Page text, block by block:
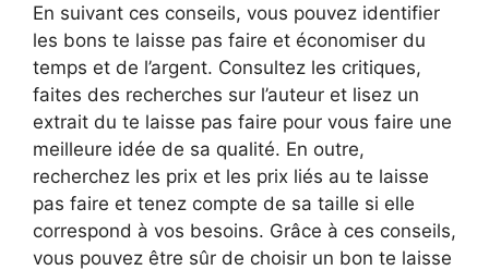
En suivant ces conseils, vous pouvez identifier
les bons te laisse pas faire et économiser du
temps et de l’argent. Consultez les critiques,
faites des recherches sur l’auteur et lisez un
extrait du te laisse pas faire pour vous faire une
meilleure idée de sa qualité. En outre,
recherchez les prix et les prix liés au te laisse
pas faire et tenez compte de sa taille si elle
correspond à vos besoins. Grâce à ces conseils,
vous pouvez être sûr de choisir un bon te laisse